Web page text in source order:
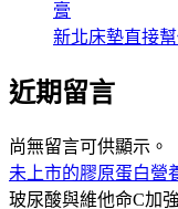
膏
新北床墊直接
近期留言
尚無留言可供顯示。
未上市的膠原蛋白營
玻尿酸與維他命C加